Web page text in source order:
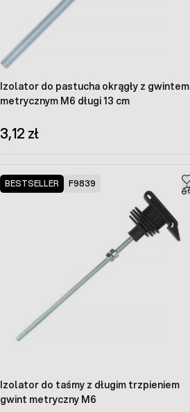
Izolator do pastucha okrągły z gwintem
metrycznym M6 długi 13 cm
3,12 zł
BESTSELLER F9839
Izolator do taśmy z długim trzpieniem
gwint metryczny M6